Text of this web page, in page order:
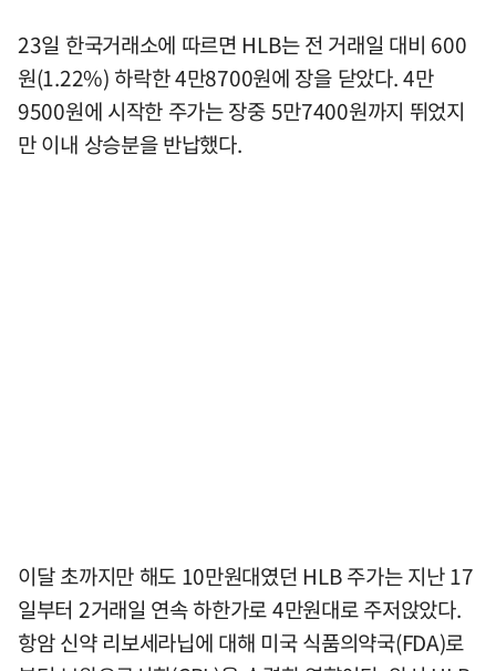
23일 한국거래소에 따르면 HLB는 전 거래일 대비 600
원(1.22%) 하락한 4만8700원에 장을 닫았다. 4만
9500원에 시작한 주가는 장중 5만7400원까지 뛰었지
만 이내 상승분을 반납했다.
이달 초까지만 해도 10만원대였던 HLB 주가는 지난 17
일부터 2거래일 연속 하한가로 4만원대로 주저앉았다.
항암 신약 리보세라닙에 대해 미국 식품의약국(FDA)로